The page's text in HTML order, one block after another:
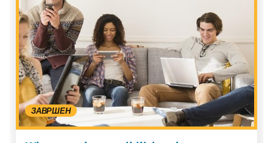
ЗАВРШЕН